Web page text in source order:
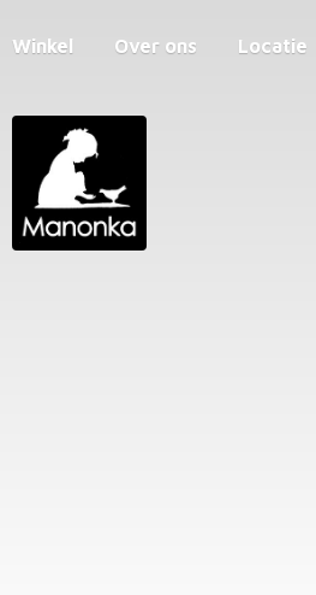
Winkel Over ons Locatie